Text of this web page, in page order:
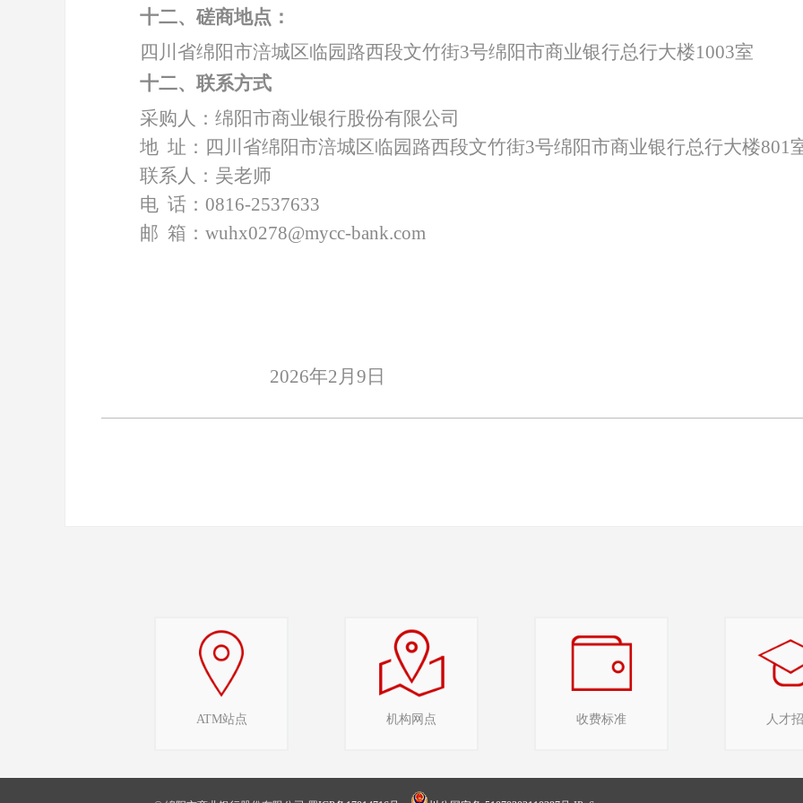
十二、磋商地点：
四川省绵阳市涪城区临园路西段文竹街3号绵阳市商业银行总行大楼1003室
十二、联系方式
采购人：绵阳市商业银行股份有限公司
地 址：四川省绵阳市涪城区临园路西段文竹街3号绵阳市商业银行总行大楼801
联系人：吴老师
电 话： 0816-2537633
邮 箱： wuhx0278@mycc-bank.com
2026年2月9日
ATM站点 机构网点 收费标准 人才